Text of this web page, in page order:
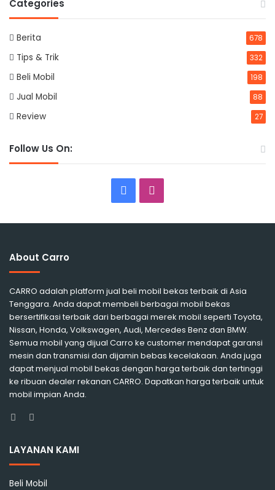
Categories
Berita 678
Tips & Trik 332
Beli Mobil 198
Jual Mobil 88
Review 27
Follow Us On:
Facebook
About Carro
CARRO adalah platform jual beli mobil bekas terbaik di Asia
Tenggara. Anda dapat membeli berbagai mobil bekas
bersertifikasi terbaik dari berbagai merek mobil seperti Toyota,
Nissan, Honda, Volkswagen, Audi, Mercedes Benz dan BMW.
Semua mobil yang dijual Carro ke customer mendapat garansi
mesin dan transmisi dan dijamin bebas kecelakaan. Anda juga
dapat menjual mobil bekas dengan harga terbaik dan tertinggi
ke ribuan dealer rekanan CARRO. Dapatkan harga terbaik untuk
mobil impian Anda.
Facebook
Instagram
LAYANAN KAMI
Beli Mobil